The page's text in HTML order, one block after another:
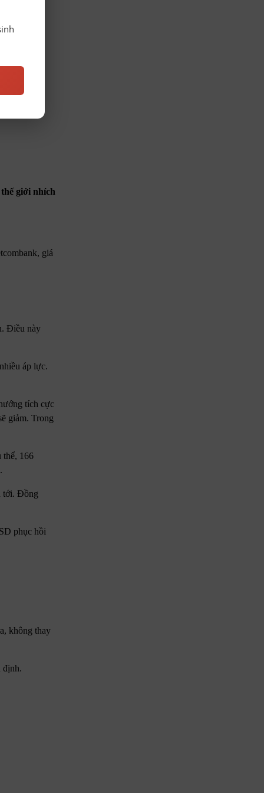
giới nhích
giá
Điều này
áp lực.
tích cực
giảm. Trong
thể, 166
tới. Đồng
phục hồi
không thay
định.